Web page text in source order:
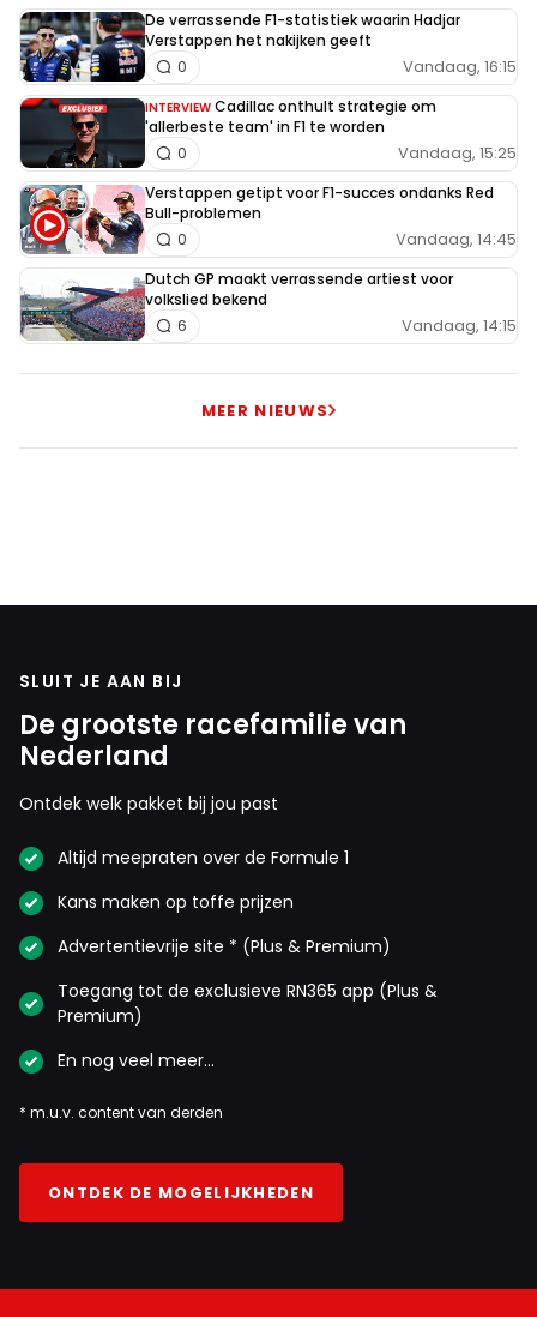
De verrassende F1-statistiek waarin Hadjar
Verstappen het nakijken geeft
Vandaag, 16:15
0
INTERVIEW Cadillac onthult strategie om
'allerbeste team' in F1 te worden
Vandaag, 15:25
0
Verstappen getipt voor F1-succes ondanks Red
Bull-problemen
Vandaag, 14:45
0
Dutch GP maakt verrassende artiest voor
volkslied bekend
Vandaag, 14:15
6
MEER NIEUWS
SLUIT JE AAN BIJ
De grootste racefamilie van
Nederland
Ontdek welk pakket bij jou past
Altijd meepraten over de Formule 1
Kans maken op toffe prijzen
Advertentievrije site * (Plus & Premium)
Toegang tot de exclusieve RN365 app (Plus &
Premium)
En nog veel meer…
* m.u.v. content van derden
ONTDEK DE MOGELIJKHEDEN